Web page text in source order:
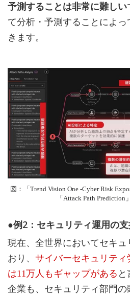
予測することは非常に難しい
て分析・予測することによ
きます。
図：「Trend Vision One -Cyber Risk
「Attack Path Prediction
●例2：セキュリティ運用の
現在、全世界においてセキ
おり、 サイバーセキュリテ
は11万人もギャップがある
企業も、セキュリティ部門の